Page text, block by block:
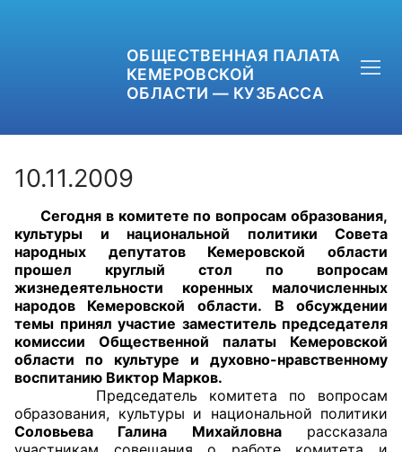
ОБЩЕСТВЕННАЯ ПАЛАТА
КЕМЕРОВСКОЙ
ОБЛАСТИ — КУЗБАССА
+7 (3842) 58-82-40
OPKO42@BK.RU
ОБРАТНАЯ СВЯЗЬ
Главная
10.11.2009
Сегодня в комитете по вопросам образования,
культуры и национальной политики Совета
народных депутатов Кемеровской области
прошел круглый стол по вопросам
жизнедеятельности коренных малочисленных
народов Кемеровской области.
В обсуждении
темы принял участие заместитель председателя
комиссии Общественной палаты Кемеровской
области по культуре и духовно-нравственному
воспитанию Виктор Марков.
Председатель комитета по вопросам
образования, культуры и национальной политики
Соловьева Галина Михайловнарассказала